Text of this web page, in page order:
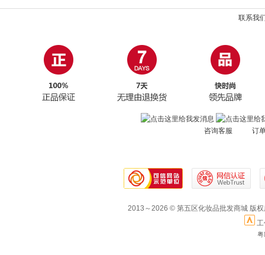
联系我
咨询客服 订
2013～2026 © 第五区化妆品批发商城 版
粤